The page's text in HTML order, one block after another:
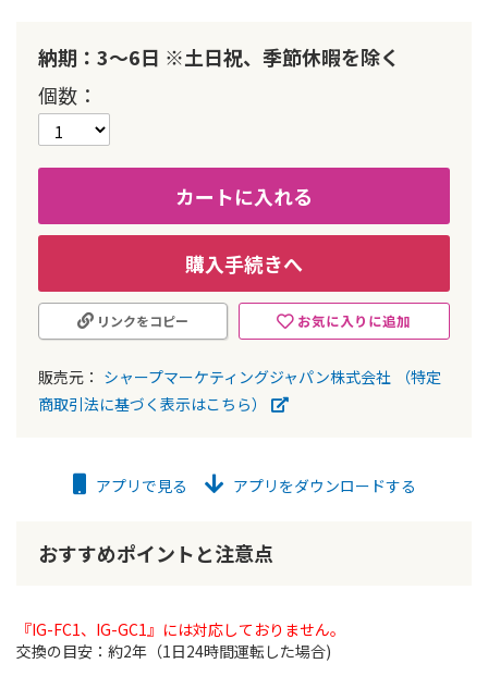
納期：3～6日 ※土日祝、季節休暇を除く
個数
カートに入れる
購入手続きへ
お気に入りに追加
リンクをコピー
販売元： シャープマーケティングジャパン株式会社
（特定
商取引法に基づく表示はこちら）
動
る
アプリで見る アプリをダウンロードする
おすすめポイントと注意点
『IG-FC1、IG-GC1』には対応しておりません。
交換の目安：約2年（1日24時間運転した場合)